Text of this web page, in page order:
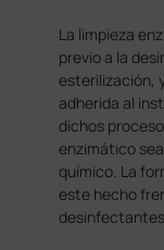
La limpieza
previo a la
esterilización,
adherida al
dichos
enzimático
químico. La
este hecho
desinfectantes.